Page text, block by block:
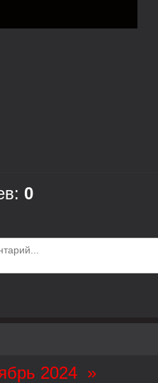
: 0
2024 »